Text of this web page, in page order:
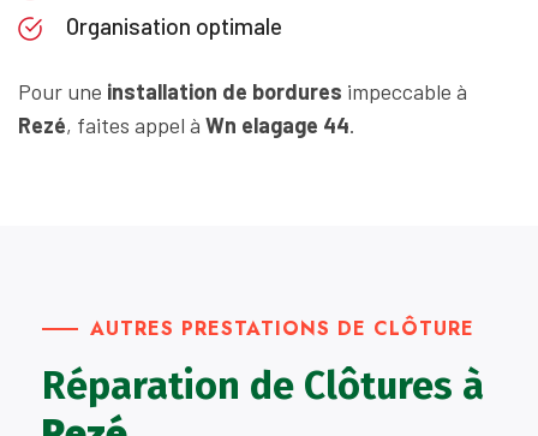
Organisation optimale
Pour une installation de bordures impeccable à
Rezé, faites appel à Wn elagage 44.
AUTRES PRESTATIONS DE CLÔTURE
Réparation de Clôtures à